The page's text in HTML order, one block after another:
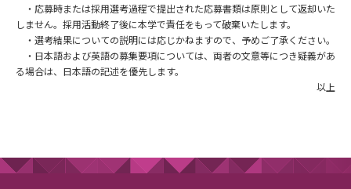
・応募時または採用選考過程で提出された応募書類は原則として返却いた
しません。採用活動終了後に本学で責任をもって破棄いたします。
・選考結果についての説明には応じかねますので、予めご了承ください。
・日本語および英語の募集要項については、両者の文意等につき疑義があ
る場合は、日本語の記述を優先します。
以上